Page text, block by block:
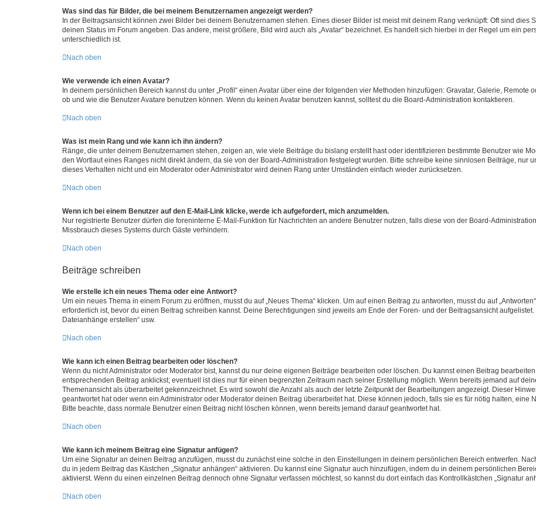
Was sind das für Bilder, die bei meinem Benutzernamen angezeigt werden?
In der Beitragsansicht können zwei Bilder bei deinem Benutzernamen stehen. Eines dieser Bilder ist meist mit deinem Rang verknüpft: Oft sind dies
deinen Status im Forum angeben. Das andere, meist größere, Bild wird auch als „Avatar“ bezeichnet. Es handelt sich hierbei in der Regel um ein
unterschiedlich ist.
Nach oben
Wie verwende ich einen Avatar?
In deinem persönlichen Bereich kannst du unter „Profil“ einen Avatar über eine der folgenden vier Methoden hinzufügen: Gravatar, Galerie,
ob und wie die Benutzer Avatare benutzen können. Wenn du keinen Avatar benutzen kannst, solltest du die Board-Administration kontaktieren.
Nach oben
Was ist mein Rang und wie kann ich ihn ändern?
Ränge, die unter deinem Benutzernamen stehen, zeigen an, wie viele Beiträge du bislang erstellt hast oder identifizieren bestimmte Benutzer wie
den Wortlaut eines Ranges nicht direkt ändern, da sie von der Board-Administration festgelegt wurden. Bitte schreibe keine sinnlosen Beiträge,
dieses Verhalten nicht und ein Moderator oder Administrator wird deinen Rang unter Umständen einfach wieder zurücksetzen.
Nach oben
Wenn ich bei einem Benutzer auf den E-Mail-Link klicke, werde ich aufgefordert, mich anzumelden.
Nur registrierte Benutzer dürfen die foreninterne E-Mail-Funktion für Nachrichten an andere Benutzer nutzen, falls diese von der Board-
Missbrauch dieses Systems durch Gäste verhindern.
Nach oben
Beiträge schreiben
Wie erstelle ich ein neues Thema oder eine Antwort?
Um ein neues Thema in einem Forum zu eröffnen, musst du auf „Neues Thema“ klicken. Um auf einen Beitrag zu antworten, musst du auf
erforderlich ist, bevor du einen Beitrag schreiben kannst. Deine Berechtigungen sind jeweils am Ende der Foren- und der Beitragsansicht aufgelistet.
Dateianhänge erstellen“ usw.
Nach oben
Wie kann ich einen Beitrag bearbeiten oder löschen?
Wenn du nicht Administrator oder Moderator bist, kannst du nur deine eigenen Beiträge bearbeiten oder löschen. Du kannst einen Beitrag
entsprechenden Beitrag anklickst; eventuell ist dies nur für einen begrenzten Zeitraum nach seiner Erstellung möglich. Wenn bereits jemand auf
Themenansicht als überarbeitet gekennzeichnet. Es wird sowohl die Anzahl als auch der letzte Zeitpunkt der Bearbeitungen angezeigt. Dieser
geantwortet hat oder wenn ein Administrator oder Moderator deinen Beitrag überarbeitet hat. Diese können jedoch, falls sie es für nötig halten, eine
Bitte beachte, dass normale Benutzer einen Beitrag nicht löschen können, wenn bereits jemand darauf geantwortet hat.
Nach oben
Wie kann ich meinem Beitrag eine Signatur anfügen?
Um eine Signatur an deinen Beitrag anzufügen, musst du zunächst eine solche in den Einstellungen in deinem persönlichen Bereich entwerfen.
du in jedem Beitrag das Kästchen „Signatur anhängen“ aktivieren. Du kannst eine Signatur auch hinzufügen, indem du in deinem persönlichen
aktivierst. Wenn du einen einzelnen Beitrag dennoch ohne Signatur verfassen möchtest, so kannst du dort einfach das Kontrollkästchen „Signatur
Nach oben